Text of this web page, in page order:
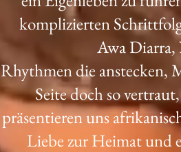
komplizierten
Awa
Rhythmen die anstecken,
Seite doch so
präsentieren uns
Liebe zur Heimat und